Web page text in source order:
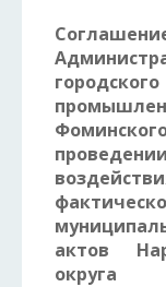
актов
округа